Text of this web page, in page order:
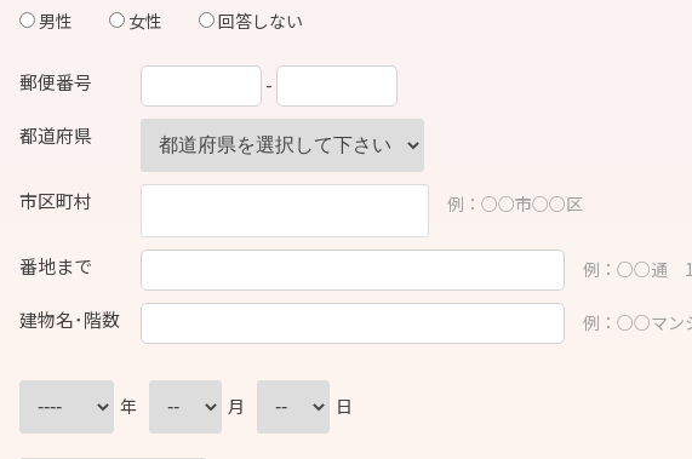
男性 女性 回答しない
郵便番号 -
都道府県
市区町村 例：○○市○○区
番地まで 例：○○通
建物名･階数 例：○○マン
年 月 日